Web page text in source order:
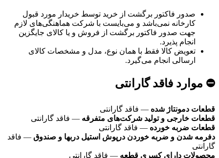
صدور فاکتور برگشت از خرید توسط خریدار مورد قبول
کارخانه نمی‌باشد و می‌بایست با شرکت هماهنگی‌های لازم
جهت صدور فاکتور برگشت از فروش و یا کالای جایگزین
انجام پذیرد.
تعویض کالا فقط با همان نوع، مدل و مشخصات کالای
ارسالی انجام می‌گیرد.
⛔ موارد فاقد گارانتی
قطعات دمونتاژ شده — فاقد گارانتی
قطعات خارجی و تولید شرکت‌های متفرقه — فاقد گارانتی
قطعات ضربه خورده — فاقد گارانتی
دفرمه شدن و ضربه خوردن درپوش استیل دربها و صندوق — فاقد
گارانتی
محصولات دارای کسری قطعه — فاقد گارانتی